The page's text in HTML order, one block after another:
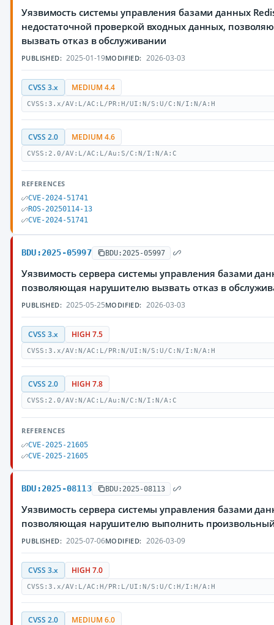
Уязвимость системы управления базами данных
недостаточной проверкой входных данных,
вызвать отказ в обслуживании
PUBLISHED: 2025-01-19MODIFIED: 2026-03-03
CVSS 3.x MEDIUM 4.4
CVSS:3.x/AV:L/AC:L/PR:H/UI:N/S:U/C:N/I:N/A:H
CVSS 2.0 MEDIUM 4.6
CVSS:2.0/AV:L/AC:L/Au:S/C:N/I:N/A:C
REFERENCES
CVE-2024-51741
ROS-20250114-13
CVE-2024-51741
BDU:2025-05997 BDU:2025-05997
Уязвимость сервера системы управления базами
позволяющая нарушителю вызвать отказ в
PUBLISHED: 2025-05-25MODIFIED: 2026-03-03
CVSS 3.x HIGH 7.5
CVSS:3.x/AV:N/AC:L/PR:N/UI:N/S:U/C:N/I:N/A:H
CVSS 2.0 HIGH 7.8
CVSS:2.0/AV:N/AC:L/Au:N/C:N/I:N/A:C
REFERENCES
CVE-2025-21605
CVE-2025-21605
BDU:2025-08113 BDU:2025-08113
Уязвимость сервера системы управления базами
позволяющая нарушителю выполнить
PUBLISHED: 2025-07-06MODIFIED: 2026-03-09
CVSS 3.x HIGH 7.0
CVSS:3.x/AV:L/AC:H/PR:L/UI:N/S:U/C:H/I:H/A:H
CVSS 2.0 MEDIUM 6.0